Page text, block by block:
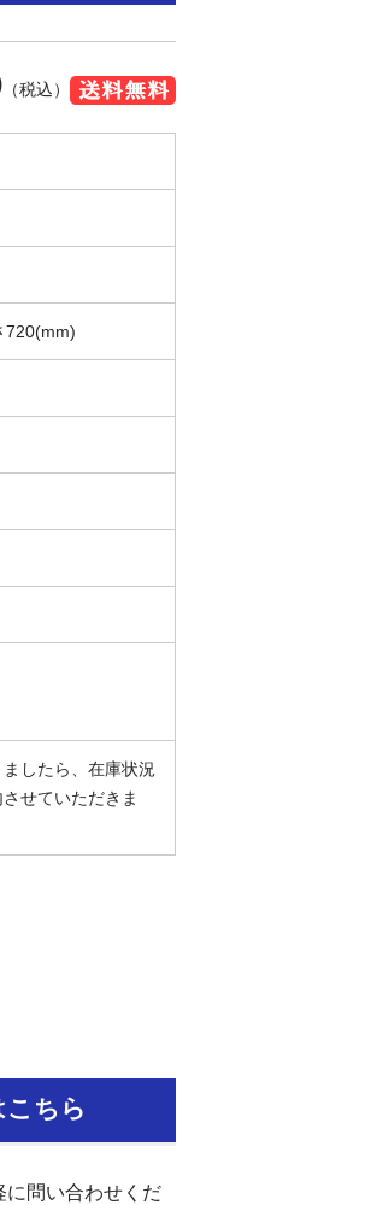
（税込）
720(mm)
したら、在庫状況
せていただきま
ちら
に問い合わせくだ